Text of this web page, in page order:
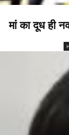
मां का दूध ही